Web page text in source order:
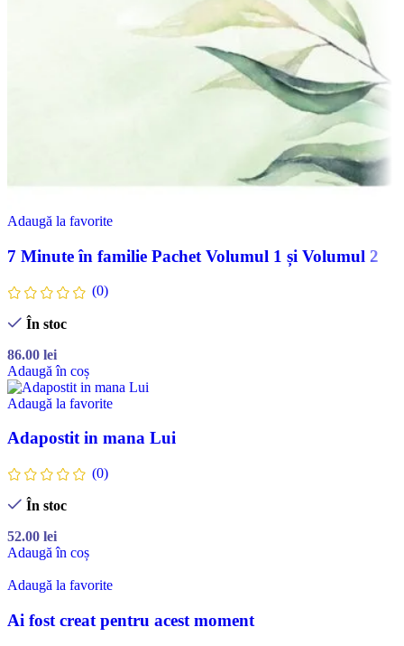
Adaugă la favorite
7 Minute în familie Pachet Volumul 1 și Volumul 2
(0)
În stoc
86.00 lei
Adaugă în coș
Adaugă la favorite
Adapostit in mana Lui
(0)
În stoc
52.00 lei
Adaugă în coș
Adaugă la favorite
Ai fost creat pentru acest moment